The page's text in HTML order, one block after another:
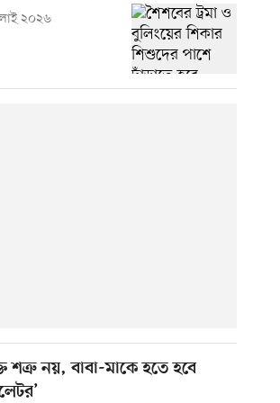
২০২৬
শত্রু নয়, বাবা-মাকে হতে হবে